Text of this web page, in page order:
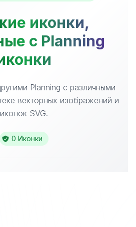
иконки,
с Planning
Planning с различными
векторных изображений и
иконок SVG.
0 Иконки